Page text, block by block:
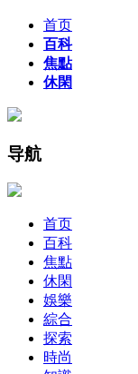
首页
百科
焦點
休閑
导航
首页
百科
焦點
休閑
娛樂
綜合
探索
時尚